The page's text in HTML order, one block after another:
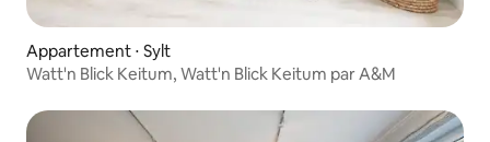
Appartement ⋅ Sylt
Watt'n Blick Keitum, Watt'n Blick Keitum par A&M